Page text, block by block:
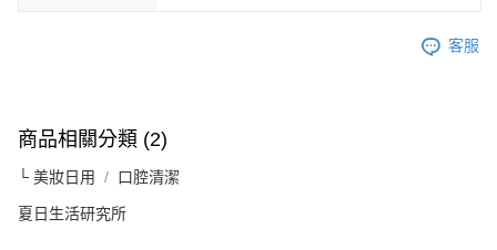
客服
商品相關分類 (2)
└ 美妝日用 口腔清潔
夏日生活研究所